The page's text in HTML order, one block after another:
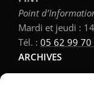
Point
Mardi et jeudi :
Tél. : 05 62 99 70
ARCHIVES